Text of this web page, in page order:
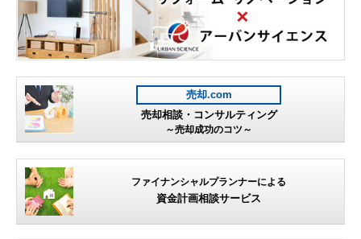
売却.com
売却相談・コンサルティング
～売却成功のコツ～
ファイナンシャルプランナーによる
資金計画相談サービス